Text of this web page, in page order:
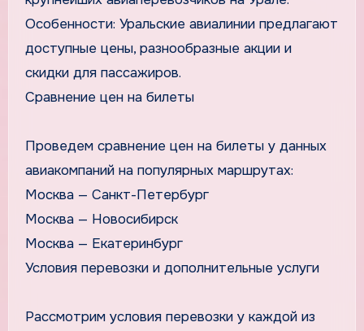
Особенности: Уральские авиалинии предлагают
доступные цены, разнообразные акции и
скидки для пассажиров.
Сравнение цен на билеты
Проведем сравнение цен на билеты у данных
авиакомпаний на популярных маршрутах:
Москва — Санкт-Петербург
Москва — Новосибирск
Москва — Екатеринбург
Условия перевозки и дополнительные услуги
Рассмотрим условия перевозки у каждой из